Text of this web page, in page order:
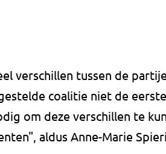
verschillen tussen de
coalitie niet de
om deze verschillen te
aldus Anne-Marie